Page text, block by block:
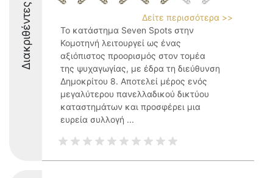
Διακριθέντες
Δείτε περισσότερα >>
Το κατάστημα Seven Spots στην
Κομοτηνή λειτουργεί ως ένας
αξιόπιστος προορισμός στον τομέα
της ψυχαγωγίας, με έδρα τη διεύθυνση
Δημοκρίτου 8. Αποτελεί μέρος ενός
μεγαλύτερου πανελλαδικού δικτύου
καταστημάτων και προσφέρει μια
ευρεία συλλογή ...